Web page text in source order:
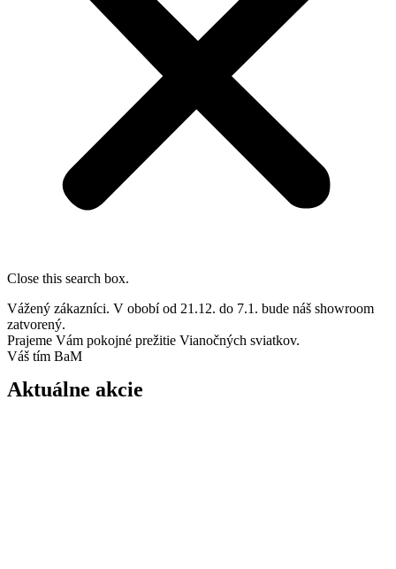
Close this search box.
Vážený zákazníci. V obobí od 21.12. do 7.1. bude náš showroom
zatvorený.
Prajeme Vám pokojné prežitie Vianočných sviatkov.
Váš tím BaM
Aktuálne akcie